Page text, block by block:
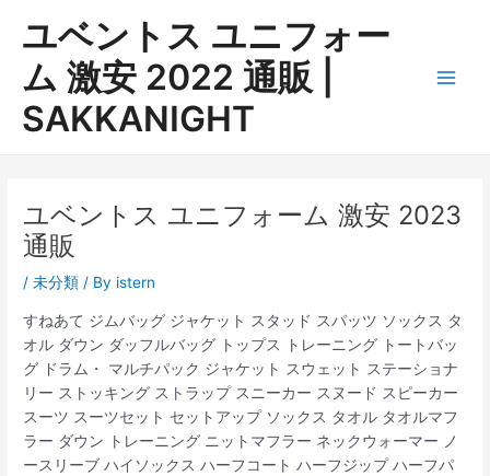
ユベントス ユニフォー
ム 激安 2022 通販 |
SAKKANIGHT
ユベントス ユニフォーム 激安 2023
通販
/未分類 / By istern
すねあて ジムバッグ ジャケット スタッド スパッツ ソックス タ
オル ダウン ダッフルバッグ トップス トレーニング トートバッ
グ ドラム・ マルチパック ジャケット スウェット ステーショナ
リー ストッキング ストラップ スニーカー スヌード スピーカー
スーツ スーツセット セットアップ ソックス タオル タオルマフ
ラー ダウン トレーニング ニットマフラー ネックウォーマー ノ
ースリーブ ハイソックス ハーフコート ハーフジップ ハーフパ